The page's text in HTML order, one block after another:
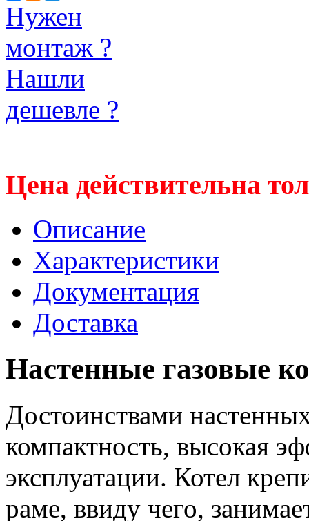
Нужен
монтаж ?
Нашли
дешевле ?
Цена действительна
Описание
Характеристики
Документация
Доставка
Настенные газовые
Достоинствами
компактность, высокая
эксплуатации. Котел
раме, ввиду чего,